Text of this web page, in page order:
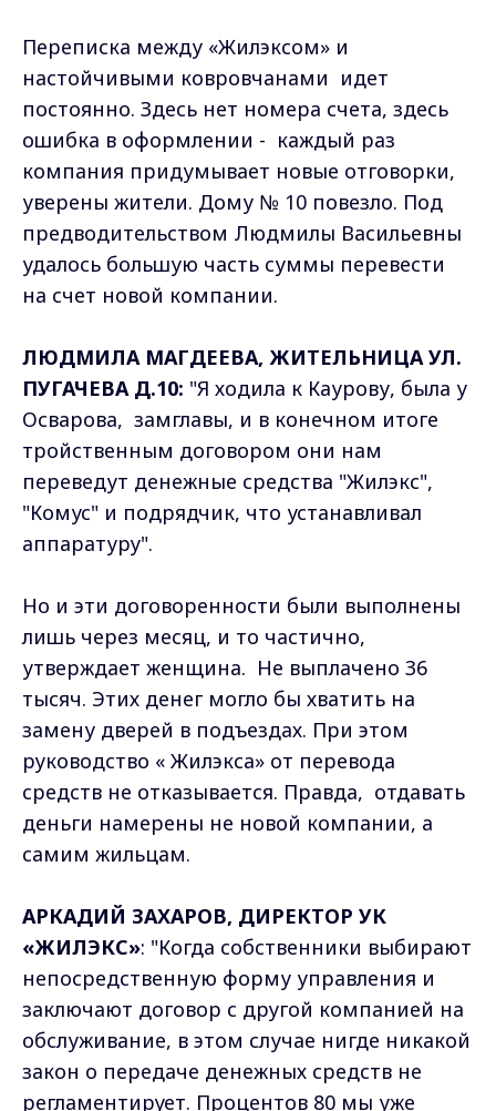
Переписка между «Жилэксом» и
настойчивыми ковровчанами идет
постоянно. Здесь нет номера счета, здесь
ошибка в оформлении - каждый раз
компания придумывает новые отговорки,
уверены жители. Дому № 10 повезло. Под
предводительством Людмилы Васильевны
удалось большую часть суммы перевести
на счет новой компании.
ЛЮДМИЛА МАГДЕЕВА, ЖИТЕЛЬНИЦА УЛ.
ПУГАЧЕВА Д.10: "Я ходила к Каурову, была у
Осварова, замглавы, и в конечном итоге
тройственным договором они нам
переведут денежные средства "Жилэкс",
"Комус" и подрядчик, что устанавливал
аппаратуру".
Но и эти договоренности были выполнены
лишь через месяц, и то частично,
утверждает женщина. Не выплачено 36
тысяч. Этих денег могло бы хватить на
замену дверей в подъездах. При этом
руководство « Жилэкса» от перевода
средств не отказывается. Правда, отдавать
деньги намерены не новой компании, а
самим жильцам.
АРКАДИЙ ЗАХАРОВ, ДИРЕКТОР УК
«ЖИЛЭКС»: "Когда собственники выбирают
непосредственную форму управления и
заключают договор с другой компанией на
обслуживание, в этом случае нигде никакой
закон о передаче денежных средств не
регламентирует. Процентов 80 мы уже